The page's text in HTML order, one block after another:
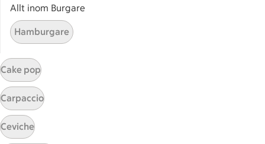
Green summer spritzer
Betyg 4.7 av 5.
24 personer har röstat
Allt inom Burgare
Hamburgare
Cake pop
Carpaccio
Ceviche